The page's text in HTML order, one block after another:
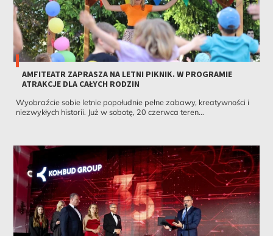
AMFITEATR ZAPRASZA NA LETNI PIKNIK. W PROGRAMIE
ATRAKCJE DLA CAŁYCH RODZIN
Wyobraźcie sobie letnie popołudnie pełne zabawy, kreatywności i
niezwykłych historii. Już w sobotę, 20 czerwca teren...